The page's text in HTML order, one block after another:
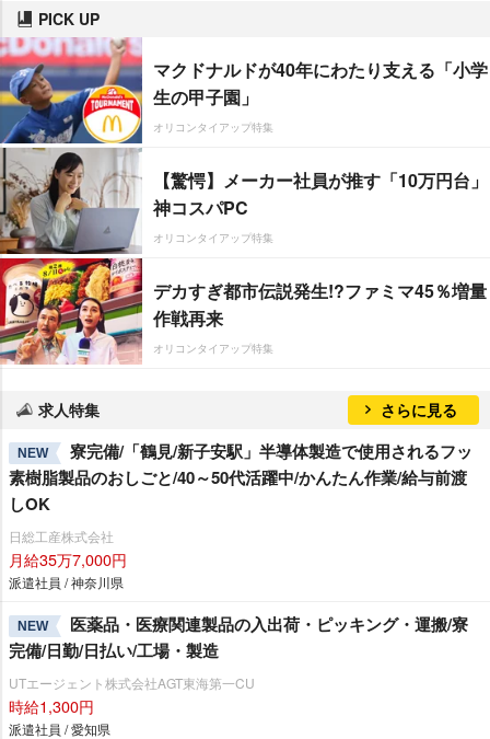
PICK UP
マクドナルドが40年にわたり支える「小学
生の甲子園」
オリコンタイアップ特集
【驚愕】メーカー社員が推す「10万円台」
神コスパPC
オリコンタイアップ特集
デカすぎ都市伝説発生!?ファミマ45％増量
作戦再来
オリコンタイアップ特集
求人特集 さらに見る
NEW
寮完備/「鶴見/新子安駅」半導体製造で使用されるフッ
素樹脂製品のおしごと/40～50代活躍中/かんたん作業/給与前渡
しOK
日総工産株式会社
月給35万7,000円
派遣社員 / 神奈川県
NEW
医薬品・医療関連製品の入出荷・ピッキング・運搬/寮
完備/日勤/日払い/工場・製造
UTエージェント株式会社AGT東海第一CU
時給1,300円
派遣社員 / 愛知県